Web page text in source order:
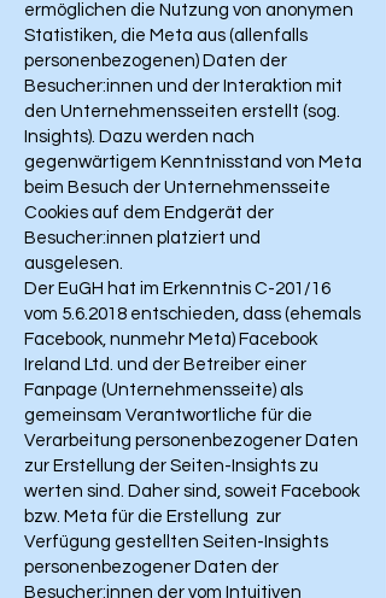
ermöglichen die Nutzung von anonymen
Statistiken, die Meta aus (allenfalls
personenbezogenen) Daten der
Besucher:innen und der Interaktion mit
den Unternehmensseiten erstellt (sog.
Insights). Dazu werden nach
gegenwärtigem Kenntnisstand von Meta
beim Besuch der Unternehmensseite
Cookies auf dem Endgerät der
Besucher:innen platziert und
ausgelesen.
Der EuGH hat im Erkenntnis C-201/16
vom 5.6.2018 entschieden, dass (ehemals
Facebook, nunmehr Meta) Facebook
Ireland Ltd. und der Betreiber einer
Fanpage (Unternehmensseite) als
gemeinsam Verantwortliche für die
Verarbeitung personenbezogener Daten
zur Erstellung der Seiten-Insights zu
werten sind. Daher sind, soweit Facebook
bzw. Meta für die Erstellung zur
Verfügung gestellten Seiten-Insights
personenbezogener Daten der
Besucher:innen der vom Intuitiven